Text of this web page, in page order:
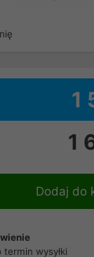
1
1
Dodaj do
termin wysyłki